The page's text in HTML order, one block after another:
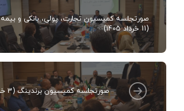
صورتجلسه کمیسیون تجارت، پولی، بانکی و بیمه
(11 خرداد 1405)
صورتجلسه کمیسیون برندینگ (3 خرداد 1405)